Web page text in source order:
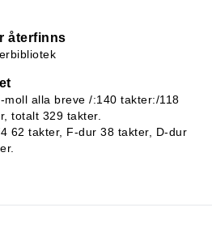
återfinns
moll alla breve /:140 takter:/118
totalt 329 takter.
62 takter, F-dur 38 takter, D-dur